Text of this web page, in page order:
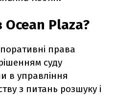
Ocean Plaza?
права
суду
в управління
з питань розшуку і